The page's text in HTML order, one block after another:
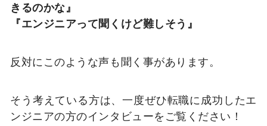
きるのかな』
『エンジニアって聞くけど難しそう』
反対にこのような声も聞く事があります。
そう考えている方は、一度ぜひ転職に成功したエ
ンジニアの方のインタビューをご覧ください！